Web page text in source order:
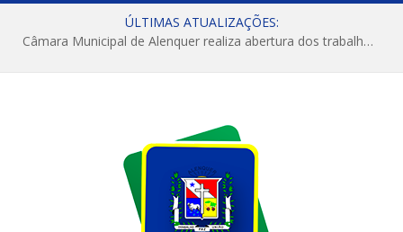
ÚLTIMAS ATUALIZAÇÕES:
Câmara Municipal de Alenquer realiza abertura dos trabalhos do 4º Período Legislativo